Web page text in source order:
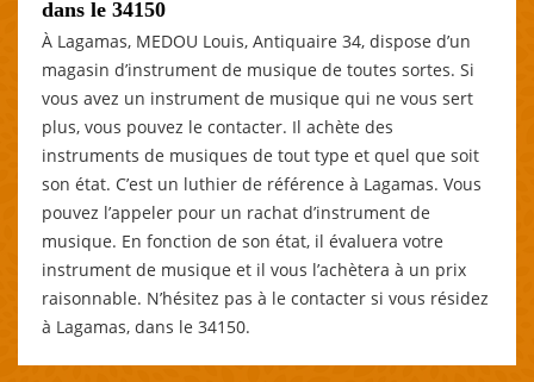
dans le 34150
À Lagamas, MEDOU Louis, Antiquaire 34, dispose d’un
magasin d’instrument de musique de toutes sortes. Si
vous avez un instrument de musique qui ne vous sert
plus, vous pouvez le contacter. Il achète des
instruments de musiques de tout type et quel que soit
son état. C’est un luthier de référence à Lagamas. Vous
pouvez l’appeler pour un rachat d’instrument de
musique. En fonction de son état, il évaluera votre
instrument de musique et il vous l’achètera à un prix
raisonnable. N’hésitez pas à le contacter si vous résidez
à Lagamas, dans le 34150.